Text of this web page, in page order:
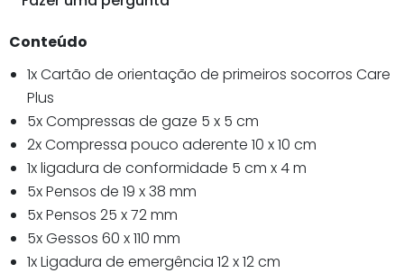
Conteúdo
1x Cartão de orientação de primeiros socorros Care
Plus
5x Compressas de gaze 5 x 5 cm
2x Compressa pouco aderente 10 x 10 cm
1x ligadura de conformidade 5 cm x 4 m
5x Pensos de 19 x 38 mm
5x Pensos 25 x 72 mm
5x Gessos 60 x 110 mm
1x Ligadura de emergência 12 x 12 cm